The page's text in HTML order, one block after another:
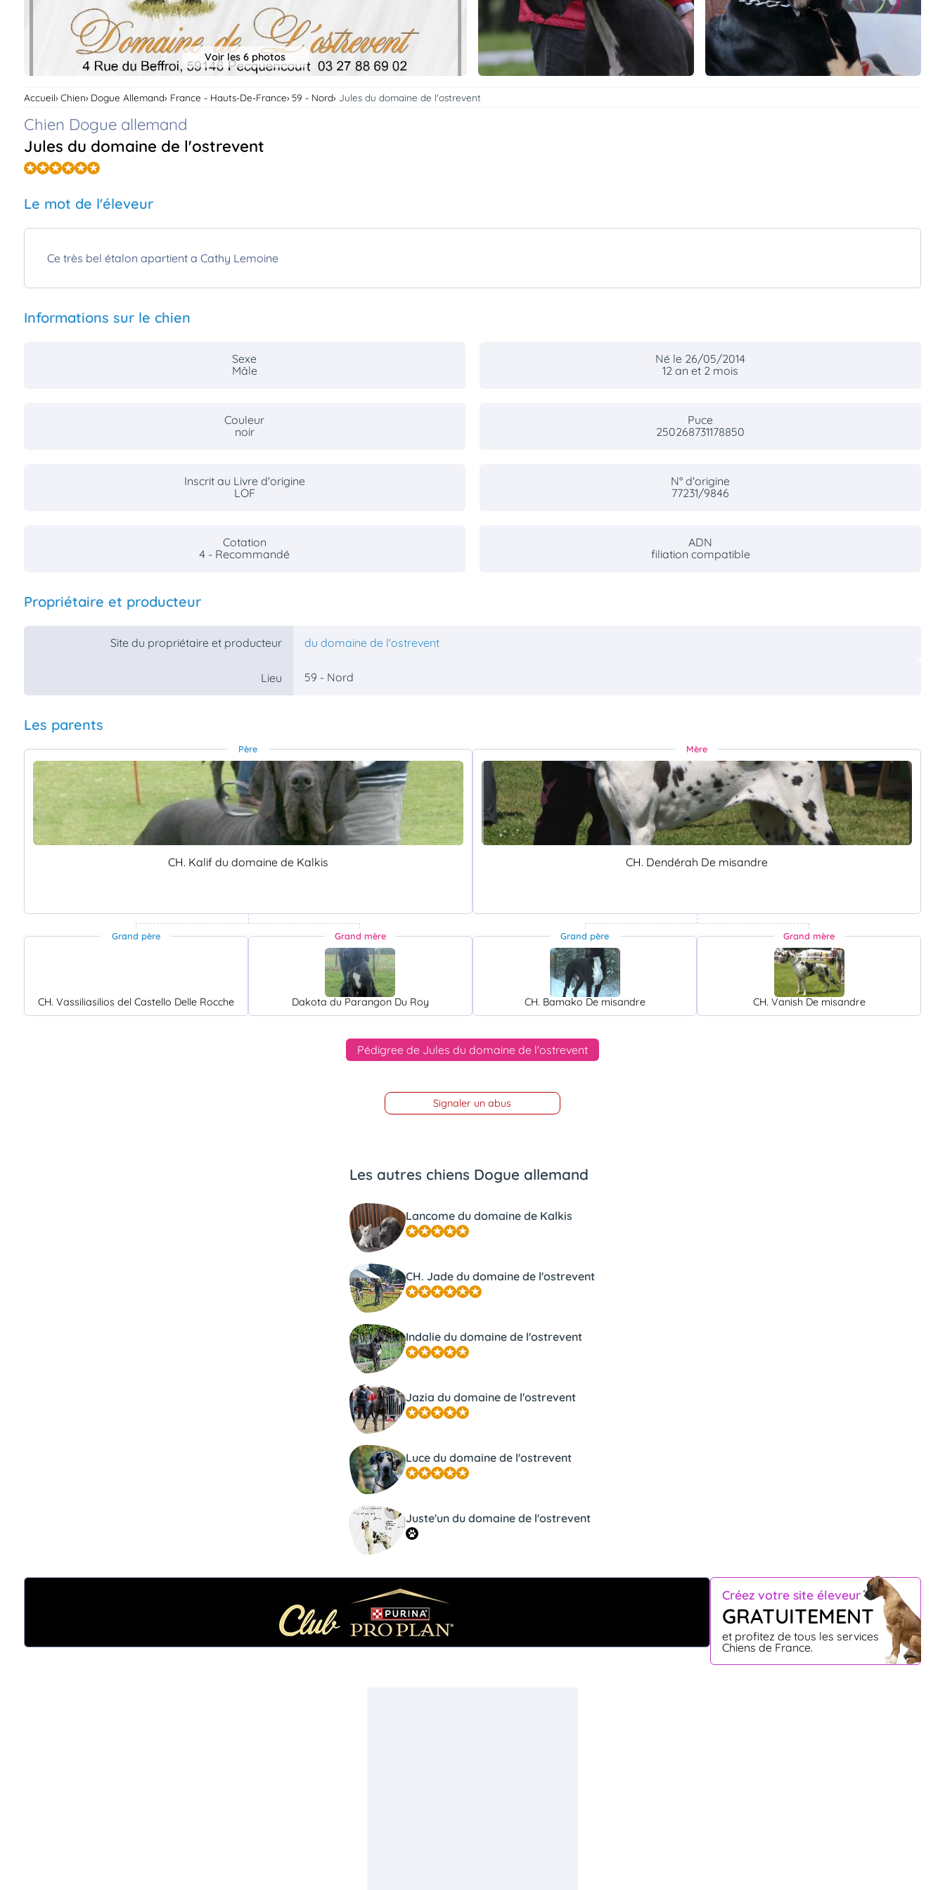
Voir les 6 photos
Accueil Chien Dogue Allemand France - Hauts-De-France 59 - Nord Jules du domaine de l'ostrevent
Chien Dogue allemand
Jules du domaine de l'ostrevent
Le mot de l'éleveur
Ce très bel étalon apartient a Cathy Lemoine
Informations sur le chien
Sexe
Mâle
Né le 26/05/2014
12 an et 2 mois
Couleur
noir
Puce
250268731178850
Inscrit au Livre d'origine
LOF
N° d'origine
77231/9846
Cotation
4 - Recommandé
ADN
filiation compatible
Propriétaire et producteur
Site du propriétaire et producteur du domaine de l'ostrevent
Lieu 59 - Nord
Les parents
Père
CH. Kalif du domaine de Kalkis
Grand père
CH. Vassiliasilios del Castello Delle Rocche
Grand mère
Dakota du Parangon Du Roy
Mère
CH. Dendérah De misandre
Grand père
CH. Bamako De misandre
Grand mère
CH. Vanish De misandre
Pédigree de Jules du domaine de l'ostrevent
Signaler un abus
Créez votre site éleveur
GRATUITEMENT
et profitez de tous les services
Chiens de France.
Les autres chiens Dogue allemand
Lancome du domaine de Kalkis
CH. Jade du domaine de l'ostrevent
Indalie du domaine de l'ostrevent
Jazia du domaine de l'ostrevent
Luce du domaine de l'ostrevent
Juste'un du domaine de l'ostrevent